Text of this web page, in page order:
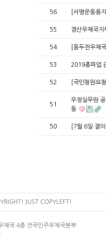
56 [서명운동용
55 경산우체국
54 [동두천우체
53 2019총파업
52 [국민청원요
51
우정실무원
동
50 [7월 6일 결
JUST COPYLEFT!
국 4층 전국민주우체국본부